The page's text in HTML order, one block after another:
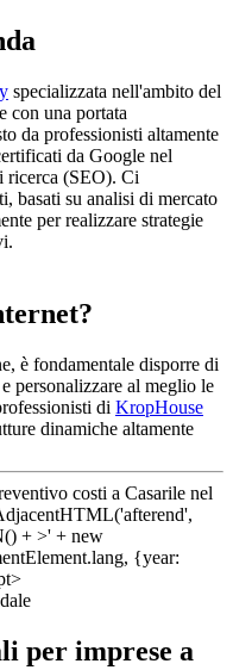
specializzata nell'ambito del
con una portata
da professionisti altamente
da Google nel
ricerca (SEO). Ci
basati su analisi di mercato
per realizzare strategie
è fondamentale disporre di
personalizzare al meglio le
di KropHouse
dinamiche altamente
per imprese a